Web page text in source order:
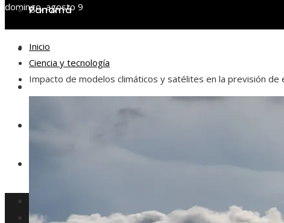
domingo, agosto 9
Panamá
Tecnología
Cultura y ocio
Tecnología
Inicio
Ciencia y tecnología
Impacto de modelos climáticos y satélites en la previsión de